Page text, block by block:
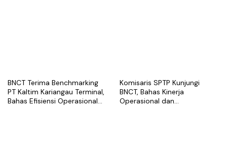
BNCT Terima Benchmarking
PT Kaltim Kariangau Terminal,
Bahas Efisiensi Operasional
Komisaris SPTP Kunjungi
BNCT, Bahas Kinerja
Operasional dan